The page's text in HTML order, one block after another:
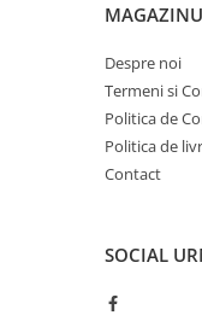
Ulei Transmisie
Despre noi
Termeni si
Politica de
Politica de
Contact
SOCIAL